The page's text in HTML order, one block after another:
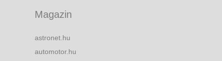
Magazin
astronet.hu
automotor.hu